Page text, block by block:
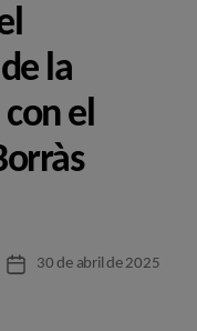
la
el
Fecha30 de abril de 2025